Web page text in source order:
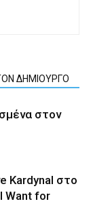
ΔΗΜΙΟΥΡΓΟ
στον
Kardynal στο
Want for